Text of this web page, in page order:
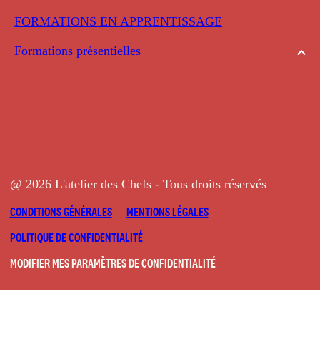
FORMATIONS EN APPRENTISSAGE
Formations présentielles
@ 2026 L'atelier des Chefs - Tous droits réservés
CONDITIONS GÉNÉRALES
MENTIONS LÉGALES
POLITIQUE DE CONFIDENTIALITÉ
MODIFIER MES PARAMÈTRES DE CONFIDENTIALITÉ